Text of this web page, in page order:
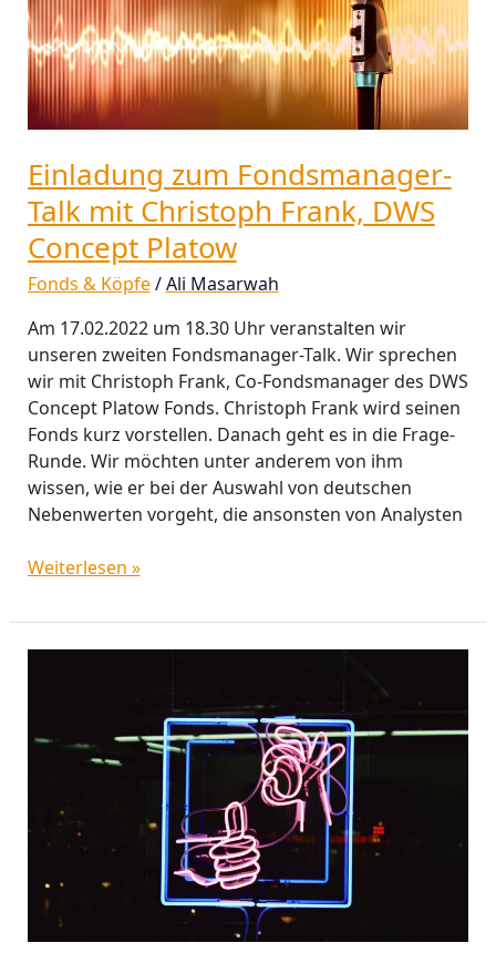
Einladung zum Fondsmanager-
Talk mit Christoph Frank, DWS
Concept Platow
Fonds & Köpfe/Ali Masarwah
Am 17.02.2022 um 18.30 Uhr veranstalten wir
unseren zweiten Fondsmanager-Talk. Wir sprechen
wir mit Christoph Frank, Co-Fondsmanager des DWS
Concept Platow Fonds. Christoph Frank wird seinen
Fonds kurz vorstellen. Danach geht es in die Frage-
Runde. Wir möchten unter anderem von ihm
wissen, wie er bei der Auswahl von deutschen
Nebenwerten vorgeht, die ansonsten von Analysten
DWS
Concept
Platow
Weiterlesen »
Fonds
Nachhall
Highgrowth-
Hype